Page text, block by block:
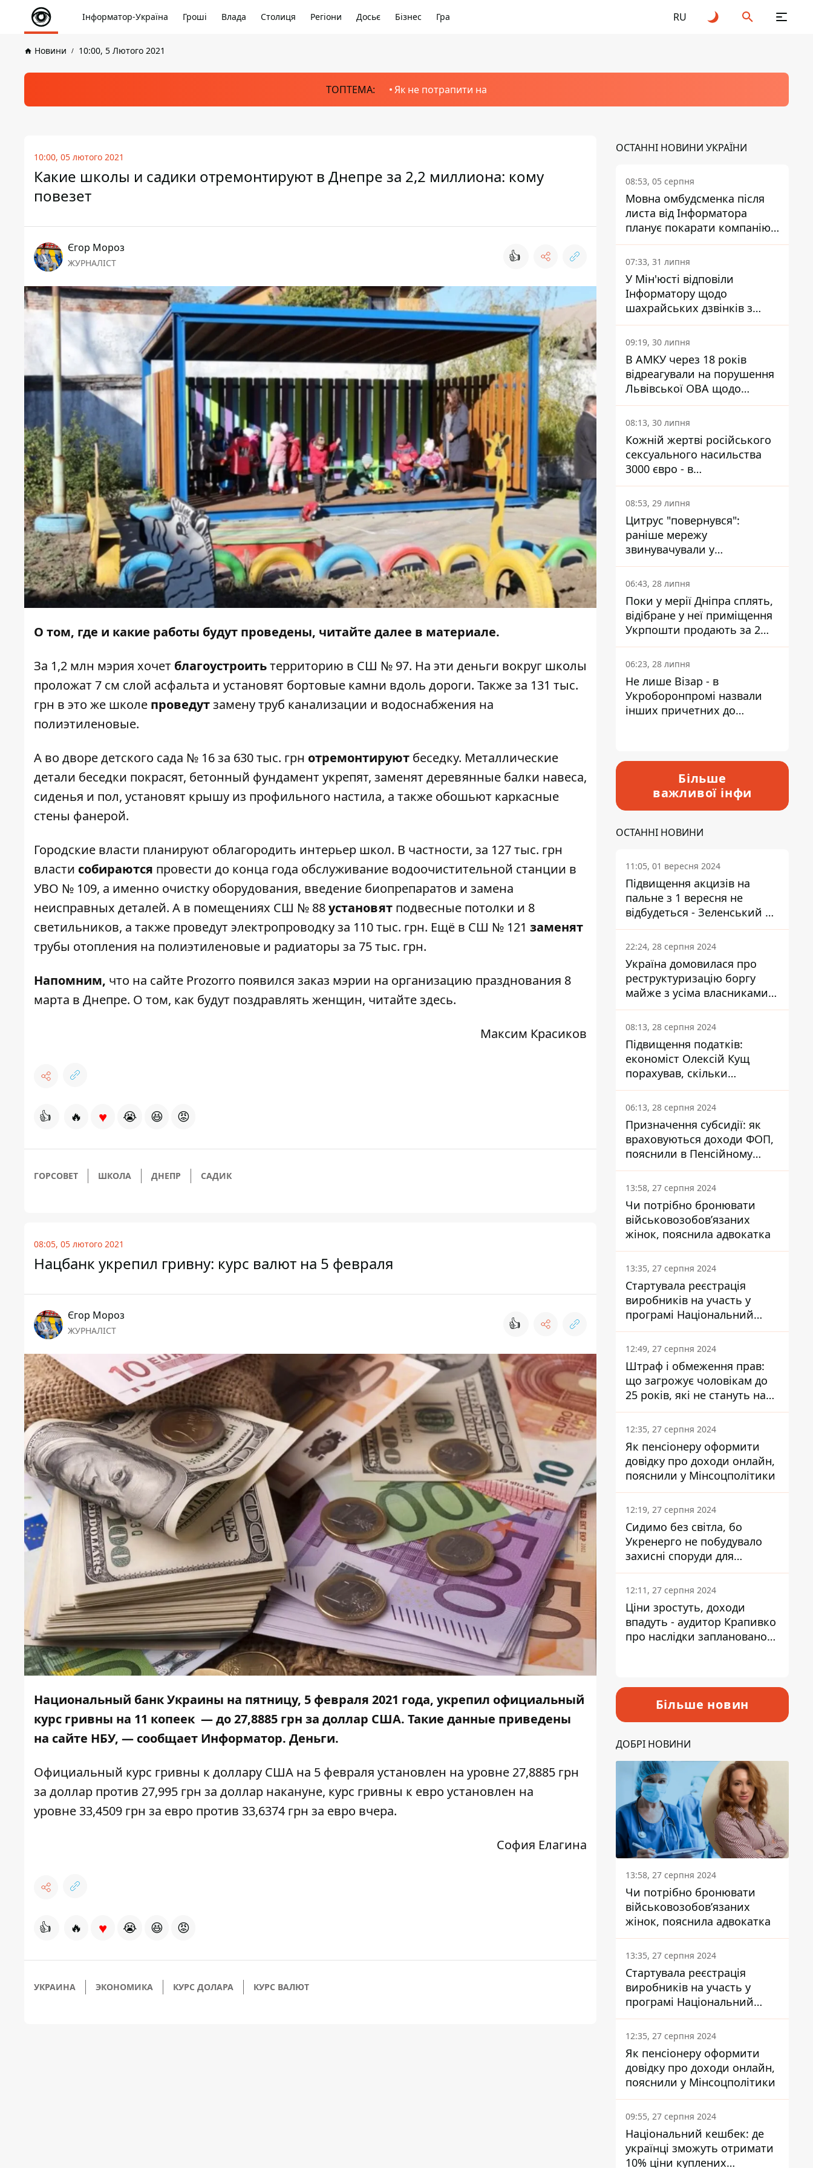
Інформатор-Україна Гроші Влада Столиця Регіони Досьє Бізнес Гра RU
Новини 10:00, 5 Лютого 2021
ТОПТЕМА: Як не потрапити на
10:00, 05 лютого 2021
Какие школы и садики отремонтируют в Днепре за 2,2 миллиона: кому
повезет
Єгор Мороз
ЖУРНАЛІСТ 👍
О том, где и какие работы будут проведены, читайте далее в материале.
За 1,2 млн мэрия хочет благоустроитьтерриторию в СШ № 97. На эти деньги вокруг школы
проложат 7 см слой асфальта и установят бортовые камни вдоль дороги. Также за 131 тыс.
грн в это же школе проведутзамену труб канализации и водоснабжения на
полиэтиленовые.
А во дворе детского сада № 16 за 630 тыс. грн отремонтируют беседку. Металлические
детали беседки покрасят, бетонный фундамент укрепят, заменят деревянные балки навеса,
сиденья и пол, установят крышу из профильного настила, а также обошьют каркасные
стены фанерой.
Городские власти планируют облагородить интерьер школ. В частности, за 127 тыс. грн
власти собираются провести до конца года обслуживание водоочистительной станции в
УВО № 109, а именно очистку оборудования, введение биопрепаратов и замена
неисправных деталей. А в помещениях СШ № 88установят подвесные потолки и 8
светильников, а также проведут электропроводку за 110 тыс. грн. Ещё в СШ № 121 заменят
трубы отопления на полиэтиленовые и радиаторы за 75 тыс. грн.
Напомним, что на сайте Prozorro появился заказ мэрии на организацию празднования 8
марта в Днепре. О том, как будут поздравлять женщин, читайтездесь.
Максим Красиков
👍 🔥 ♥ 😭 😆 😡
ГОРСОВЕТ ШКОЛА ДНЕПР САДИК
08:05, 05 лютого 2021
Нацбанк укрепил гривну: курс валют на 5 февраля
Єгор Мороз
ЖУРНАЛІСТ 👍
Национальный банк Украины на пятницу, 5 февраля 2021 года, укрепил официальный
курс гривны на 11 копеек — до 27,8885 грн за доллар США. Такие данные приведены
на сайте НБУ, — сообщает Информатор. Деньги.
Официальный курс гривны к доллару США на 5 февраля установлен на уровне 27,8885 грн
за доллар против 27,995 грн за доллар накануне, курс гривны к евро установлен на
уровне 33,4509 грн за евро против 33,6374 грн за евро вчера.
София Елагина
👍 🔥 ♥ 😭 😆 😡
УКРАИНА ЭКОНОМИКА КУРС ДОЛАРА КУРС ВАЛЮТ
ОСТАННІ НОВИНИ УКРАЇНИ
08:53, 05 серпня
Мовна омбудсменка після
листа від Інформатора
планує покарати компанію-
підрядника ПриватБанку
07:33, 31 липня
У Мін'юсті відповіли
Інформатору щодо
шахрайських дзвінків з
камери Сумського СІЗО так,
що ніхто нічого не зрозумів
09:19, 30 липня
В АМКУ через 18 років
відреагували на порушення
Львівської ОВА щодо
харчування у закладах
освіти
08:13, 30 липня
Кожній жертві російського
сексуального насильства
3000 євро - в
Мінсоцполітики пояснили
Інформатору, звідки на це
гроші
08:53, 29 липня
Цитрус "повернувся":
раніше мережу
звинувачували у
контрабанді техніки та
ухиленні від сплати
податків
06:43, 28 липня
Поки у мерії Дніпра сплять,
відібране у неї приміщення
Укрпошти продають за 2
мільйони
06:23, 28 липня
Не лише Візар - в
Укроборонпромі назвали
інших причетних до
Більше
важливої інфи
ОСТАННІ НОВИНИ
11:05, 01 вересня 2024
Підвищення акцизів на
пальне з 1 вересня не
відбудеться - Зеленський не
підписав закон
22:24, 28 серпня 2024
Україна домовилася про
реструктуризацію боргу
майже з усіма власниками
єврооблігацій: що це
означає для країни
08:13, 28 серпня 2024
Підвищення податків:
економіст Олексій Кущ
порахував, скільки
заплатить кожен українець
06:13, 28 серпня 2024
Призначення субсидії: як
враховуються доходи ФОП,
пояснили в Пенсійному
фонді
13:58, 27 серпня 2024
Чи потрібно бронювати
військовозобов’язаних
жінок, пояснила адвокатка
13:35, 27 серпня 2024
Стартувала реєстрація
виробників на участь у
програмі Національний
кешбек: як це зробити
через портал Дія
12:49, 27 серпня 2024
Штраф і обмеження прав:
що загрожує чоловікам до
25 років, які не стануть на
військовий облік
12:35, 27 серпня 2024
Як пенсіонеру оформити
довідку про доходи онлайн,
пояснили у Мінсоцполітики
12:19, 27 серпня 2024
Сидимо без світла, бо
Укренерго не побудувало
захисні споруди для
енергетики - нардеп
Кучеренко
12:11, 27 серпня 2024
Ціни зростуть, доходи
впадуть - аудитор Крапивко
про наслідки запланованого
Більше новин
ДОБРІ НОВИНИ
13:58, 27 серпня 2024
Чи потрібно бронювати
військовозобов’язаних
жінок, пояснила адвокатка
13:35, 27 серпня 2024
Стартувала реєстрація
виробників на участь у
програмі Національний
кешбек: як це зробити
через портал Дія
12:35, 27 серпня 2024
Як пенсіонеру оформити
довідку про доходи онлайн,
пояснили у Мінсоцполітики
09:55, 27 серпня 2024
Національний кешбек: де
українці зможуть отримати
10% ціни куплених